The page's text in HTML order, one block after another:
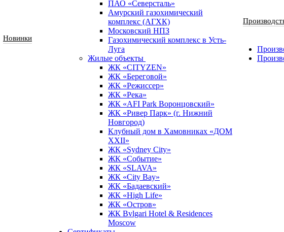
Новинки
ПАО «Северсталь»
Амурский газохимический
комплекс (АГХК)
Московский НПЗ
Газохимический комплекс в Усть-
Луга
Жилые объекты
ЖК «CITYZEN»
ЖК «Береговой»
ЖК «Режиссер»
ЖК «Река»
ЖК «AFI Park Воронцовский»
ЖК «Ривер Парк» (г. Нижний
Новгород)
Клубный дом в Хамовниках «ДОМ
XXII»
ЖК «Sydney City»
ЖК «Событие»
ЖК «SLAVA»
ЖК «City Bay»
ЖК «Бадаевский»
ЖК «High Life»
ЖК «Остров»
ЖК Bvlgari Hotel & Residences
Moscow